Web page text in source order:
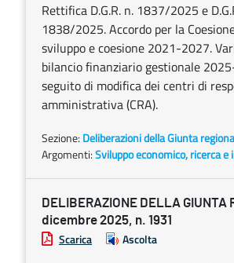
Rettifica D.G.R. n. 1837/2025 e
1838/2025. Accordo per la
sviluppo e coesione 2021-2027.
bilancio finanziario gestionale
seguito di modifica dei centri di
amministrativa (CRA).
Sezione: Deliberazioni della Giunta
Argomenti:Sviluppo economico, ricerca e
DELIBERAZIONE DELLA GIUNTA
dicembre 2025, n. 1931
Scarica Ascolta